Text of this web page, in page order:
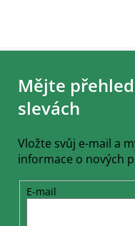
Z
Mějte
slevách
Vložte svůj e-mail a
informace o nových
E-mail